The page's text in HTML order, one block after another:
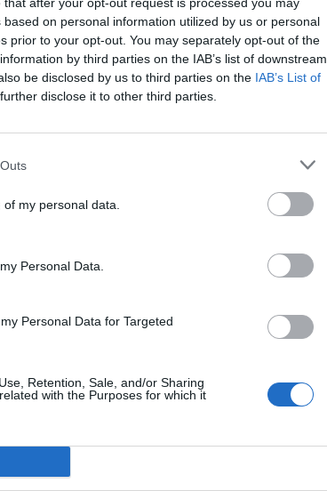
on personal information utilized by us or personal
prior to your opt-out. You may separately opt-out of the
by third parties on the IAB’s list of downstream
be disclosed by us to third parties on the IAB’s List of
disclose it to other third parties.
my personal data.
Personal Data.
Personal Data for Targeted
Retention, Sale, and/or Sharing
with the Purposes for which it
Coronavirus